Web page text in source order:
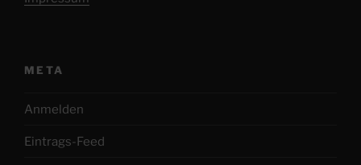
META
Anmelden
Eintrags-Feed